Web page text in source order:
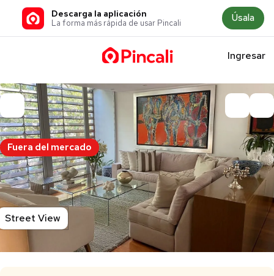
Descarga la aplicación
La forma más rápida de usar Pincali Úsala
Ingresar
Fuera del mercado
Street View